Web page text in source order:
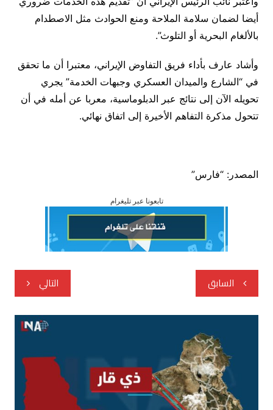
أيضا لضمان سلامة الملاحة ومنع الحوادث مثل الاصطدام
بالألغام البحرية أو التلوث”.
وأشاد عارف بأداء فريق التفاوض الإيراني، معتبرا أن ما تحقق
في “الشارع والميدان العسكري وجبهات الخدمة” يجري
تحويله الآن إلى نتائج عبر الدبلوماسية، معربا عن أمله في أن
تتحول مذكرة التفاهم الأخيرة إلى اتفاق نهائي.
المصدر: “فارس”
تابعونا عبر تليغرام
تصفّح
المقالات
السابق التالي